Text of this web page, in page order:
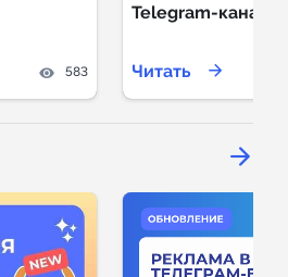
583
Telegram-
Читать